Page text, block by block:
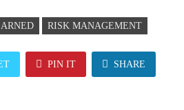
RISK MANAGEMENT
PIN IT SHARE